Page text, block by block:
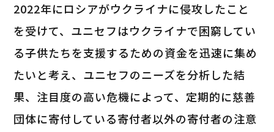
2022年にロシアがウクライナに侵攻したこと
を受けて、ユニセフはウクライナで困窮してい
る子供たちを支援するための資金を迅速に集め
たいと考え、ユニセフのニーズを分析した結
果、注目度の高い危機によって、定期的に慈善
団体に寄付している寄付者以外の寄付者の注意